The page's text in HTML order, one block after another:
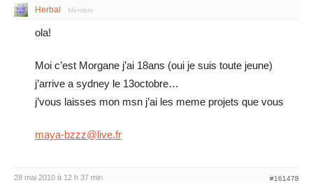
Herbal Membre
ola!
Moi c’est Morgane j’ai 18ans (oui je suis toute jeune)
j’arrive a sydney le 13octobre…
j’vous laisses mon msn j’ai les meme projets que vous
maya-bzzz@live.fr
28 mai 2010 à 12 h 37 min #161478